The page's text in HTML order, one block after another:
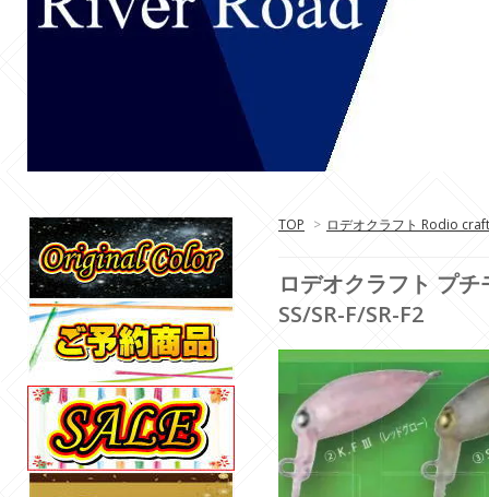
TOP > ロデオクラフト Rodio craft
ロデオクラフト プ
SS/SR-F/SR-F2